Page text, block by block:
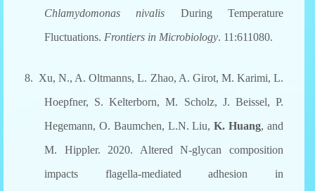
Chlamydomonas nivalis During Temperature
Fluctuations. Frontiers in Microbiology. 11:611080.
8. Xu, N., A. Oltmanns, L. Zhao, A. Girot, M. Karimi, L.
Hoepfner, S. Kelterborn, M. Scholz, J. Beissel, P.
Hegemann, O. Baumchen, L.N. Liu,K. Huang, and
M. Hippler. 2020. Altered N-glycan composition
impacts flagella-mediated adhesion in